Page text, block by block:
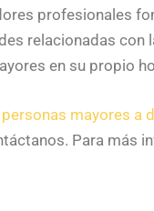
profesionales
relacionadas con
en su propio
mayores a
Para más